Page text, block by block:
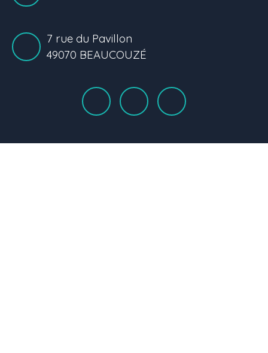
7 rue du Pavillon
49070 BEAUCOUZÉ